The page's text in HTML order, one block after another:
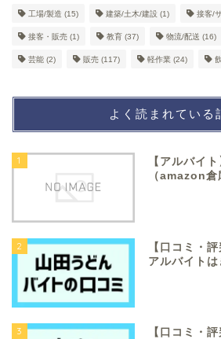
工場/製造 (15) 建築/土木/建設 (1) 接客/
接客・販売 (1) 教育 (37) 物流/配送 (16)
芸能 (2) 販売 (117) 軽作業 (24)
よく読まれている
1
【アルバイ
（amazon倉
2
【口コミ・
アルバイトは
3
【口コミ・